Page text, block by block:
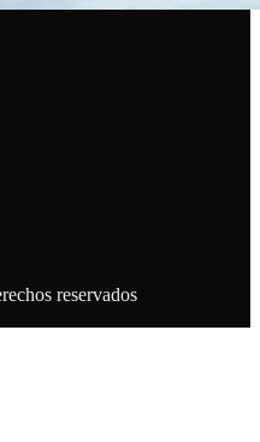
reservados